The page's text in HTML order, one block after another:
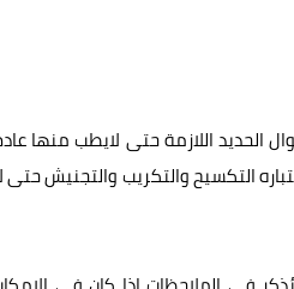
اللازمة حتى لايطب منها
التكسيح والتكريب والتجنيش حتى